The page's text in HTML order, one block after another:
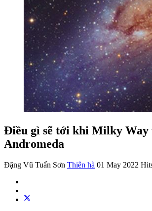
Điều gì sẽ tới khi Milky Way
Andromeda
Đặng Vũ Tuấn Sơn Thiên hà 01 May 2022